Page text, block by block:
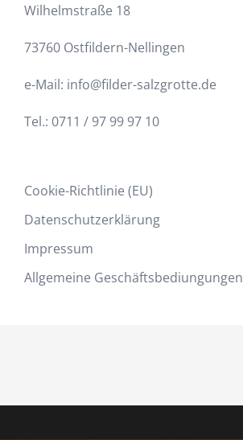
Wilhelmstraße 18
73760 Ostfildern-Nellingen
e-Mail: info@filder-salzgrotte.de
Tel.: 0711 / 97 99 97 10
Cookie-Richtlinie (EU)
Datenschutzerklärung
Impressum
Allgemeine Geschäftsbediungungen